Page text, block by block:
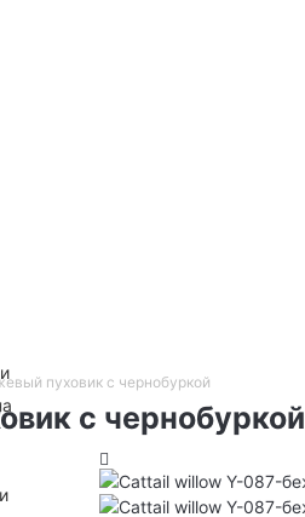
пуховик с чернобуркой
с чернобуркой